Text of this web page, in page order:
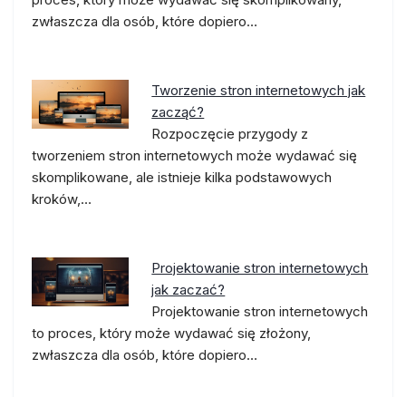
zwłaszcza dla osób, które dopiero…
Tworzenie stron internetowych jak
zacząć?
Rozpoczęcie przygody z
tworzeniem stron internetowych może wydawać się
skomplikowane, ale istnieje kilka podstawowych
kroków,…
Projektowanie stron internetowych
jak zaczać?
Projektowanie stron internetowych
to proces, który może wydawać się złożony,
zwłaszcza dla osób, które dopiero…